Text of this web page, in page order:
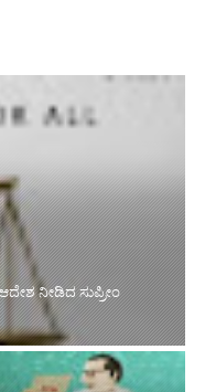
ನೀಡಿದ ಸುಪ್ರೀಂ